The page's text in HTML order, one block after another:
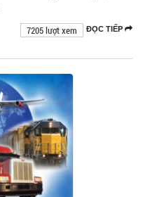
ĐỌC TIẾP
7205 lượt xem